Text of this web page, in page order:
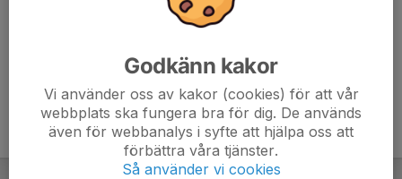
Godkänn kakor
Vi använder oss av kakor (cookies) för att vår
webbplats ska fungera bra för dig. De används
även för webbanalys i syfte att hjälpa oss att
förbättra våra tjänster.
Så använder vi cookies